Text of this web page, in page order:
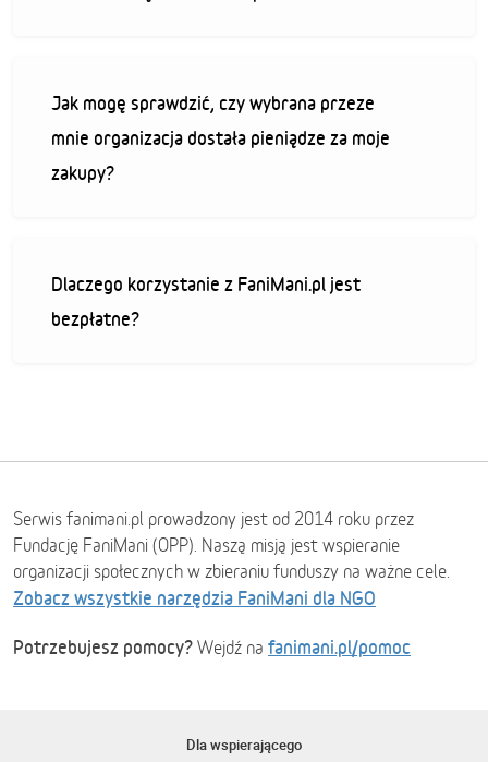
Jak mogę sprawdzić, czy wybrana przeze
mnie organizacja dostała pieniądze za moje
zakupy?
Dlaczego korzystanie z FaniMani.pl jest
bezpłatne?
Serwis fanimani.pl prowadzony jest od 2014 roku przez
Fundację FaniMani (OPP). Naszą misją jest wspieranie
organizacji społecznych w zbieraniu funduszy na ważne cele.
Zobacz wszystkie narzędzia FaniMani dla NGO
Potrzebujesz pomocy? Wejdź na fanimani.pl/pomoc
Dla wspierającego